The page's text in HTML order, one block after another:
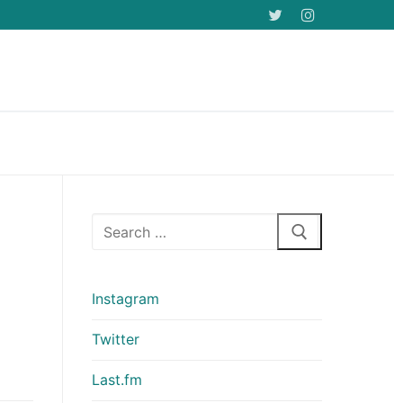
Arama:
Instagram
Twitter
Last.fm